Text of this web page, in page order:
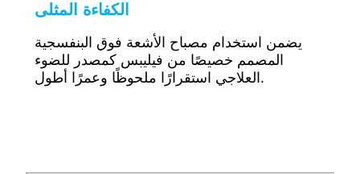
الكفاءة المثلى
يضمن استخدام مصباح الأشعة فوق البنفسجية
المصمم خصيصًا من فيليبس كمصدر للضوء
العلاجي استقرارًا ملحوظًا وعمرًا أطول.